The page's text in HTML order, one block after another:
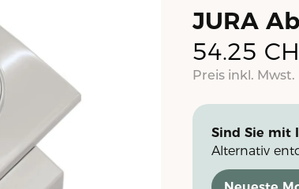
JURA
54.25
Preis inkl. Mwst.
Sind Sie mit
Alternativ